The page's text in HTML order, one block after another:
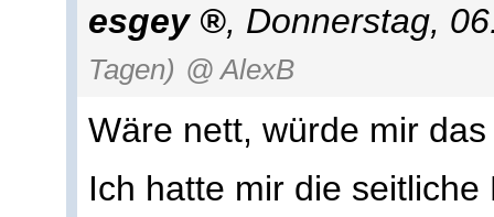
esgey , Donnerstag,
Tagen) @ AlexB
Wäre nett, würde mir
Ich hatte mir die